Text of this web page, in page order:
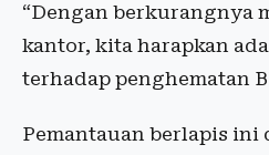
“Dengan berkurangnya
kantor, kita harapkan
terhadap penghematan
Pemantauan berlapis ini